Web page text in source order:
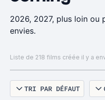
2026, 2027, plus loin ou
envies.
Liste de 218 films créée il y a
TRI PAR DÉFAUT